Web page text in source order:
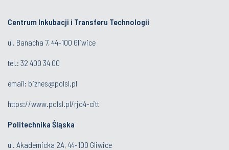
Centrum Inkubacji i Transferu Technologii
ul. Banacha 7, 44-100 Gliwice
tel.: 32 400 34 00
email: biznes@polsl.pl
https://www.polsl.pl/rjo4-citt
Politechnika Śląska
ul. Akademicka 2A, 44-100 Gliwice